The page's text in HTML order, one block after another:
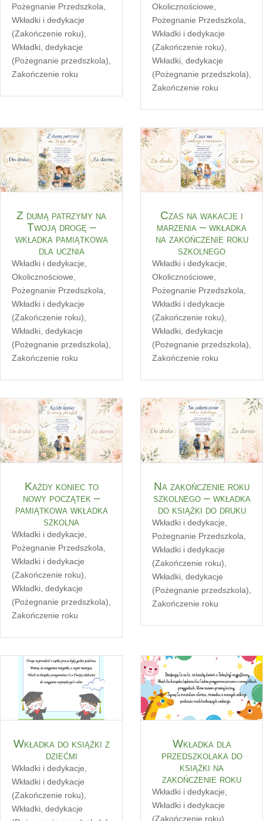
Pożegnanie Przedszkola
Wkładki i dedykacje
(Zakończenie roku)
Wkładki, dedykacje
(Pożegnanie przedszkola)
Zakończenie roku
Okolicznościowe
Pożegnanie Przedszkola
Wkładki i dedykacje
(Zakończenie roku)
Wkładki, dedykacje
(Pożegnanie przedszkola)
Zakończenie roku
Z dumą patrzymy na
Twoją drogę –
wkładka pamiątkowa
dla ucznia
Wkładki i dedykacje,
Okolicznościowe,
Pożegnanie Przedszkola,
Wkładki i dedykacje
(Zakończenie roku),
Wkładki, dedykacje
(Pożegnanie przedszkola),
Zakończenie roku
Czas na wakacje i
marzenia – wkładka
na zakończenie roku
szkolnego
Wkładki i dedykacje,
Okolicznościowe,
Pożegnanie Przedszkola,
Wkładki i dedykacje
(Zakończenie roku),
Wkładki, dedykacje
(Pożegnanie przedszkola),
Zakończenie roku
Każdy koniec to
nowy początek –
pamiątkowa wkładka
szkolna
Wkładki i dedykacje
Pożegnanie Przedszkola
Wkładki i dedykacje
(Zakończenie roku)
Wkładki, dedykacje
(Pożegnanie przedszkola)
Zakończenie roku
Na zakończenie roku
szkolnego – wkładka
do książki do druku
Wkładki i dedykacje
Pożegnanie Przedszkola
Wkładki i dedykacje
(Zakończenie roku)
Wkładki, dedykacje
(Pożegnanie przedszkola)
Zakończenie roku
Wkładka do książki z
dziećmi
Wkładki i dedykacje
Wkładki i dedykacje
(Zakończenie roku)
Wkładki, dedykacje
Wkładka dla
przedszkolaka do
książki na
zakończenie roku
Wkładki i dedykacje
Wkładki i dedykacje
(Zakończenie roku)